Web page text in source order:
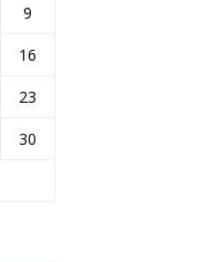
9
16
23
30